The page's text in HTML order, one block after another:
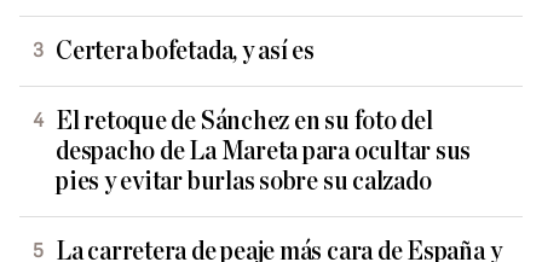
Certera bofetada, y así es
El retoque de Sánchez en su foto del
despacho de La Mareta para ocultar sus
pies y evitar burlas sobre su calzado
La carretera de peaje más cara de España y